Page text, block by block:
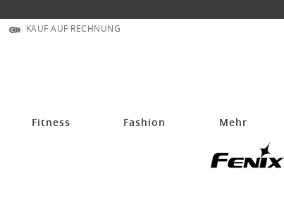
KAUF AUF RECHNUNG
Fitness Fashion Mehr